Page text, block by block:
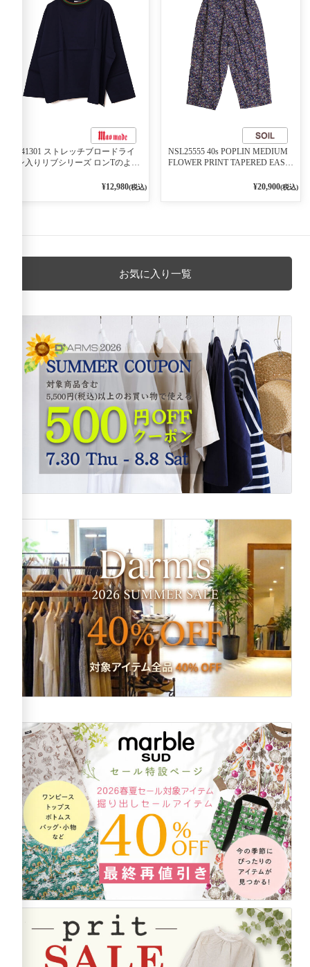
541301 ストレッチブロードライ
ン入りリブシリーズ ロンTのよう
プルオーバー 79ネイビー¥12,980(税込)
NSL25555 40s POPLIN MEDIUM
FLOWER PRINT TAPERED EASY
¥20,900(税込)
お気に入り一覧